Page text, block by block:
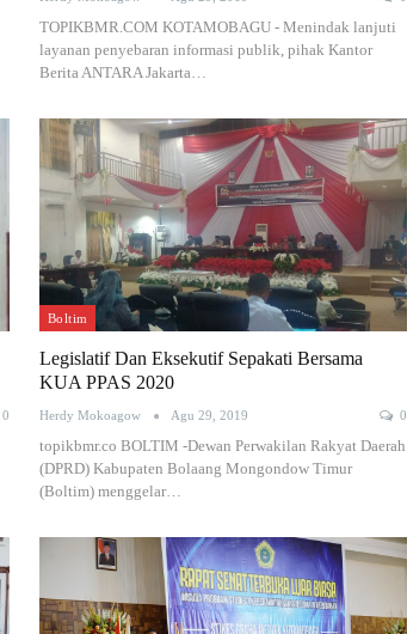
TOPIKBMR.COM KOTAMOBAGU - Menindak lanjuti
layanan penyebaran informasi publik, pihak Kantor
Berita ANTARA Jakarta…
0
Boltim
Legislatif Dan Eksekutif Sepakati Bersama
KUA PPAS 2020
Herdy Mokoagow Agu 29, 2019 0
topikbmr.co BOLTIM -Dewan Perwakilan Rakyat Daerah
(DPRD) Kabupaten Bolaang Mongondow Timur
(Boltim) menggelar…